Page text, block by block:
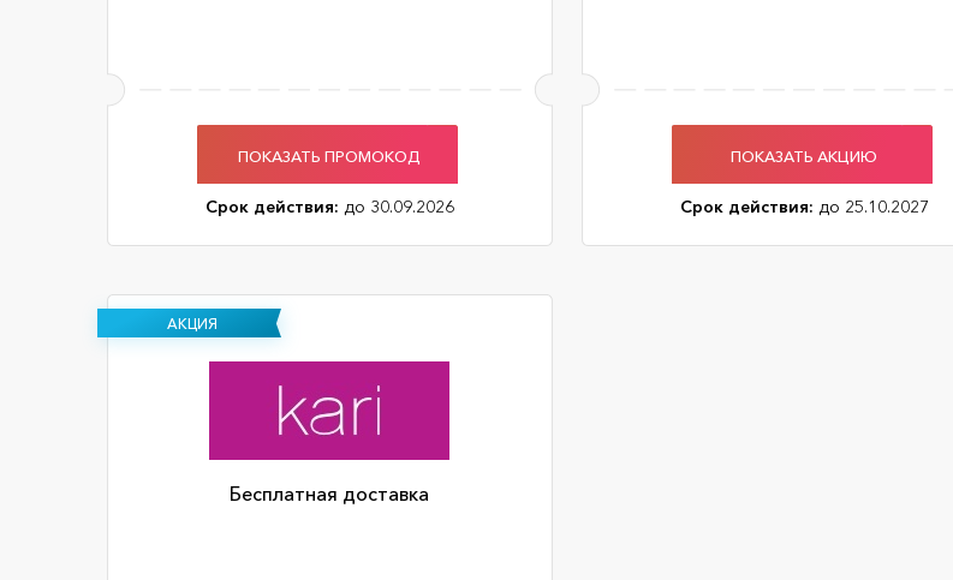
ПОКАЗАТЬ ПРОМОКОД
Срок действия: до 30.09.2026
ПОКАЗАТЬ АКЦИЮ
Срок действия: до 25.10.2027
АКЦИЯ
Бесплатная доставка